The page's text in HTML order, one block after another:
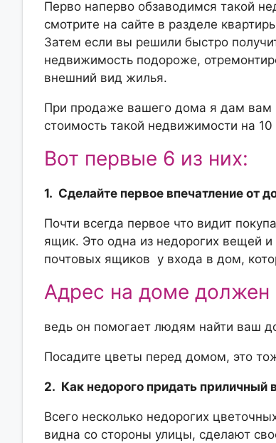
Перво наперво обзаводимся такой
смотрите на сайте в разделе
Затем если вы решили быстро
недвижимость подороже,
внешний вид жилья.
При продаже вашего дома я дам вам
стоимость такой недвижимости на
Вот первые 6 из них:
1. Сделайте первое впечатление от
Почти всегда первое что видит
ящик. Это одна из недорогих вещей и
почтовых ящиков у входа в дом,
Адрес на доме должен
ведь он помогает людям найти ваш
Посадите цветы перед домом, это
2. Как недорого придать приличный
Всего несколько недорогих
видна со стороны улицы, сделают